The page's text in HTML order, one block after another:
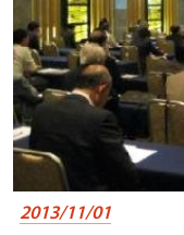
2013/11/01